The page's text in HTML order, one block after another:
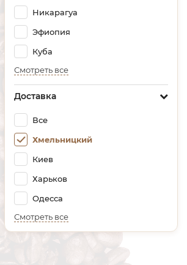
Никарагуа
Эфиопия
Куба
Смотреть все
Доставка
Все
Хмельницкий
Киев
Харьков
Одесса
Смотреть все